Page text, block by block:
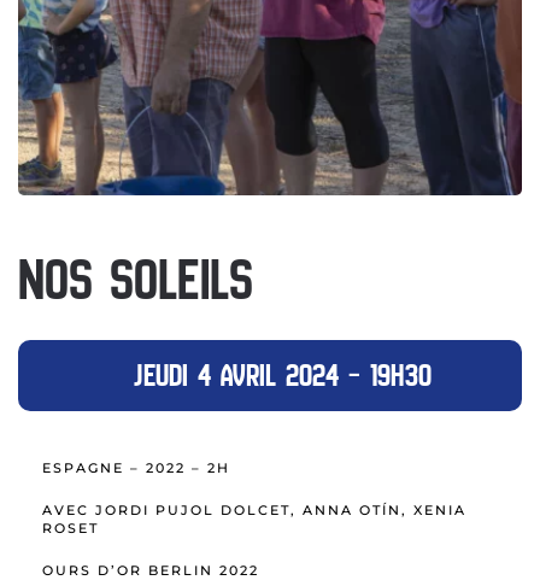
NOS SOLEILS
JEUDI 4 AVRIL 2024 – 19H30
ESPAGNE – 2022 – 2H
AVEC JORDI PUJOL DOLCET, ANNA OTÍN, XENIA
ROSET
OURS D’OR BERLIN 2022